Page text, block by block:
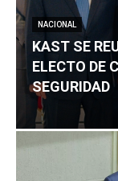
NACIONAL
KAST SE
ELECTO DE
SEGURIDAD